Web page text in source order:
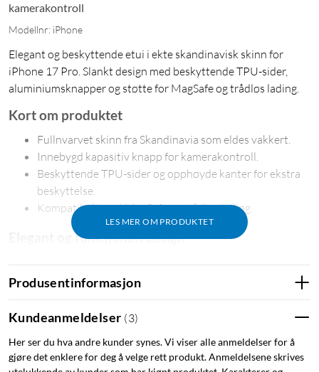
kamerakontroll
Modellnr: iPhone
Elegant og beskyttende etui i ekte skandinavisk skinn for
iPhone 17 Pro. Slankt design med beskyttende TPU-sider,
aluminiumsknapper og støtte for MagSafe og trådløs lading.
LES MER OM PRODUKTET
Kort om produktet
Fullnvarvet skinn fra Skandinavia som eldes vakkert.
Innebygd kapasitiv knapp for kamerakontroll.
Beskyttende TPU-sider og opphøyde kanter for ekstra
beskyttelse.
Kompatibelt med MagSafe og trådløs lading.
Elegant og funksjonelt design
WOOLNUTs skinnetui for iPhone 17 Pro er en kombinasjon
av elegant skandinavisk design og praktiske funksjoner. Det
eksklusive fullnarvede skinnet gir et sofistikert utseende og
utvikler en vakker patina over tid.
Beskyttelse og presisjon
Produsentinformasjon
Kundeanmeldelser (3)
Her ser du hva andre kunder synes. Vi viser alle anmeldelser for å
gjøre det enklere for deg å velge rett produkt. Anmeldelsene skrives